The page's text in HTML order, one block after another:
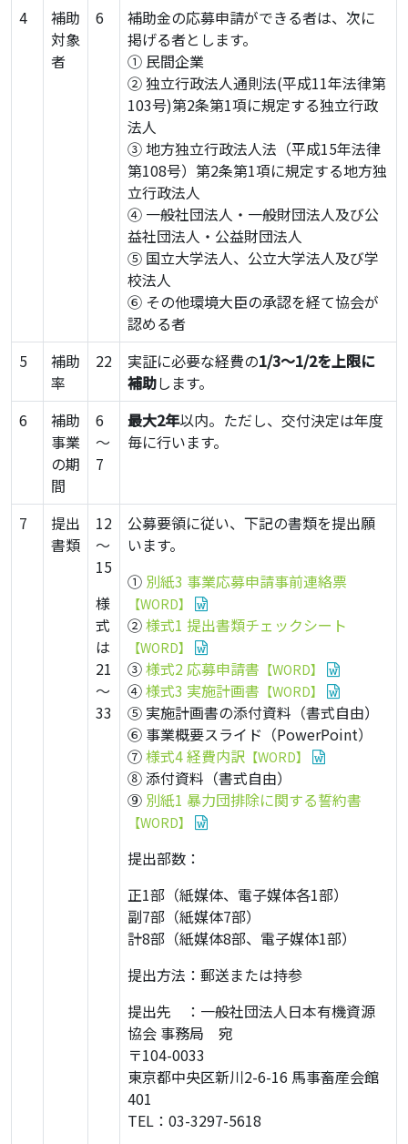
4
補助
対象
者
6
補助金の応募申請ができる者は、次に
掲げる者とします。
① 民間企業
② 独立行政法人通則法(平成11年法律第
103号)第2条第1項に規定する独立行政
法人
③ 地方独立行政法人法（平成15年法律
第108号）第2条第1項に規定する地方独
立行政法人
④ 一般社団法人・一般財団法人及び公
益社団法人・公益財団法人
⑤ 国立大学法人、公立大学法人及び学
校法人
⑥ その他環境大臣の承認を経て協会が
認める者
5
補助
率
22 実証に必要な経費の1/3～1/2を上限に
補助します。
6
補助
事業
の期
間
6
～
7
最大2年以内。ただし、交付決定は年度
毎に行います。
7
提出
書類
12
～
15
様
式
は
21
～
33
公募要領に従い、下記の書類を提出願
います。
① 別紙3 事業応募申請事前連絡票
【WORD】
②様式1 提出書類チェックシート
【WORD】
③様式2 応募申請書 【WORD】
④様式3 実施計画書 【WORD】
⑤ 実施計画書の添付資料（書式自由）
⑥ 事業概要スライド（PowerPoint）
⑦様式4 経費内訳 【WORD】
⑧ 添付資料（書式自由）
⑨ 別紙1 暴力団排除に関する誓約書
【WORD】
提出部数：
正1部（紙媒体、電子媒体各1部）
副7部（紙媒体7部）
計8部（紙媒体8部、電子媒体1部）
提出方法：郵送または持参
提出先 ：一般社団法人日本有機資源
協会 事務局 宛
〒104-0033
東京都中央区新川2-6-16 馬事畜産会館
401
TEL：03-3297-5618